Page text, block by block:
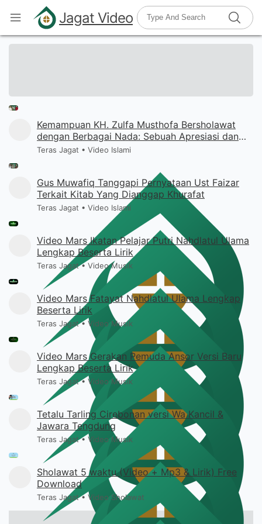
Jagat Video
Kemampuan KH. Zulfa Musthofa Bersholawat
dengan Berbagai Nada: Sebuah Apresiasi dan
Refleksi
Teras Jagat • Video Islami
Gus Muwafiq Tanggapi Pernyataan Ust Faizar
Terkait Kitab Yang Dianggap Khurafat
Teras Jagat • Video Islami
Video Mars Ikatan Pelajar Putri Nahdlatul Ulama
Lengkap Beserta Lirik
Teras Jagat• Video Musik
Video Mars Fatayat Nahdlatul Ulama Lengkap
Beserta Lirik
Teras Jagat• Video Musik
Video Mars Gerakan Pemuda Ansor Versi Baru
Lengkap Beserta Lirik
Teras Jagat• Video Musik
Tetalu Tarling Cirebonan versi Wa Kancil &
Jawara Tengdung
Teras Jagat• Video Musik
Sholawat 5 waktu (Video + Mp3 & Lirik) Free
Download
Teras Jagat• Video Sholawat